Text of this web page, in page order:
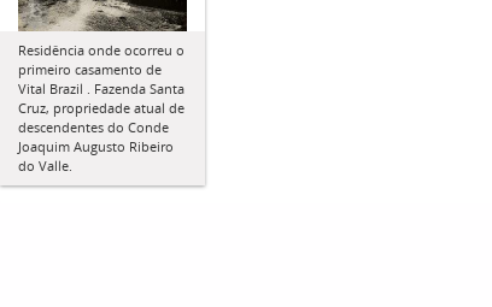
Residência onde ocorreu o
primeiro casamento de
Vital Brazil . Fazenda Santa
Cruz, propriedade atual de
descendentes do Conde
Joaquim Augusto Ribeiro
do Valle.